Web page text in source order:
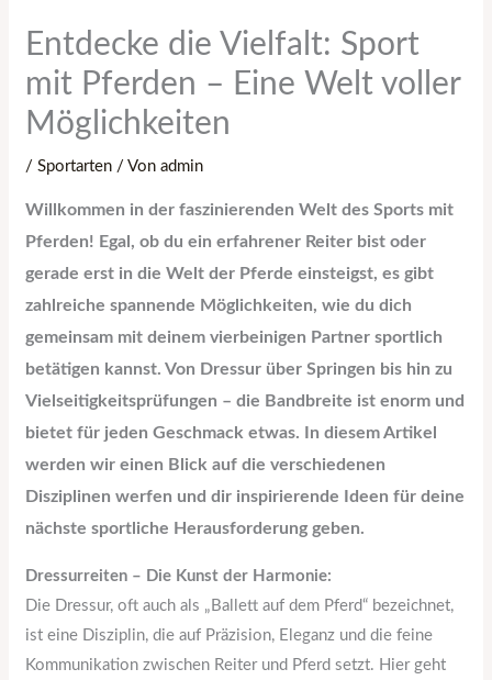
Entdecke die Vielfalt: Sport
mit Pferden – Eine Welt voller
Möglichkeiten
/Sportarten / Vonadmin
Willkommen in der faszinierenden Welt des Sports mit
Pferden! Egal, ob du ein erfahrener Reiter bist oder
gerade erst in die Welt der Pferde einsteigst, es gibt
zahlreiche spannende Möglichkeiten, wie du dich
gemeinsam mit deinem vierbeinigen Partner sportlich
betätigen kannst. Von Dressur über Springen bis hin zu
Vielseitigkeitsprüfungen – die Bandbreite ist enorm und
bietet für jeden Geschmack etwas. In diesem Artikel
werden wir einen Blick auf die verschiedenen
Disziplinen werfen und dir inspirierende Ideen für deine
nächste sportliche Herausforderung geben.
Dressurreiten – Die Kunst der Harmonie:
Die Dressur, oft auch als „Ballett auf dem Pferd“ bezeichnet,
ist eine Disziplin, die auf Präzision, Eleganz und die feine
Kommunikation zwischen Reiter und Pferd setzt. Hier geht